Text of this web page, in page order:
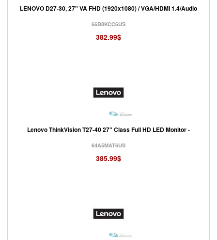
LENOVO D27-30, 27" VA FHD (1920x1080) / VGA/HDMI 1.4/Audio
66B8KCC6US
382.99$
Lenovo ThinkVision T27-40 27" Class Full HD LED Monitor -
64A5MAT6US
385.99$